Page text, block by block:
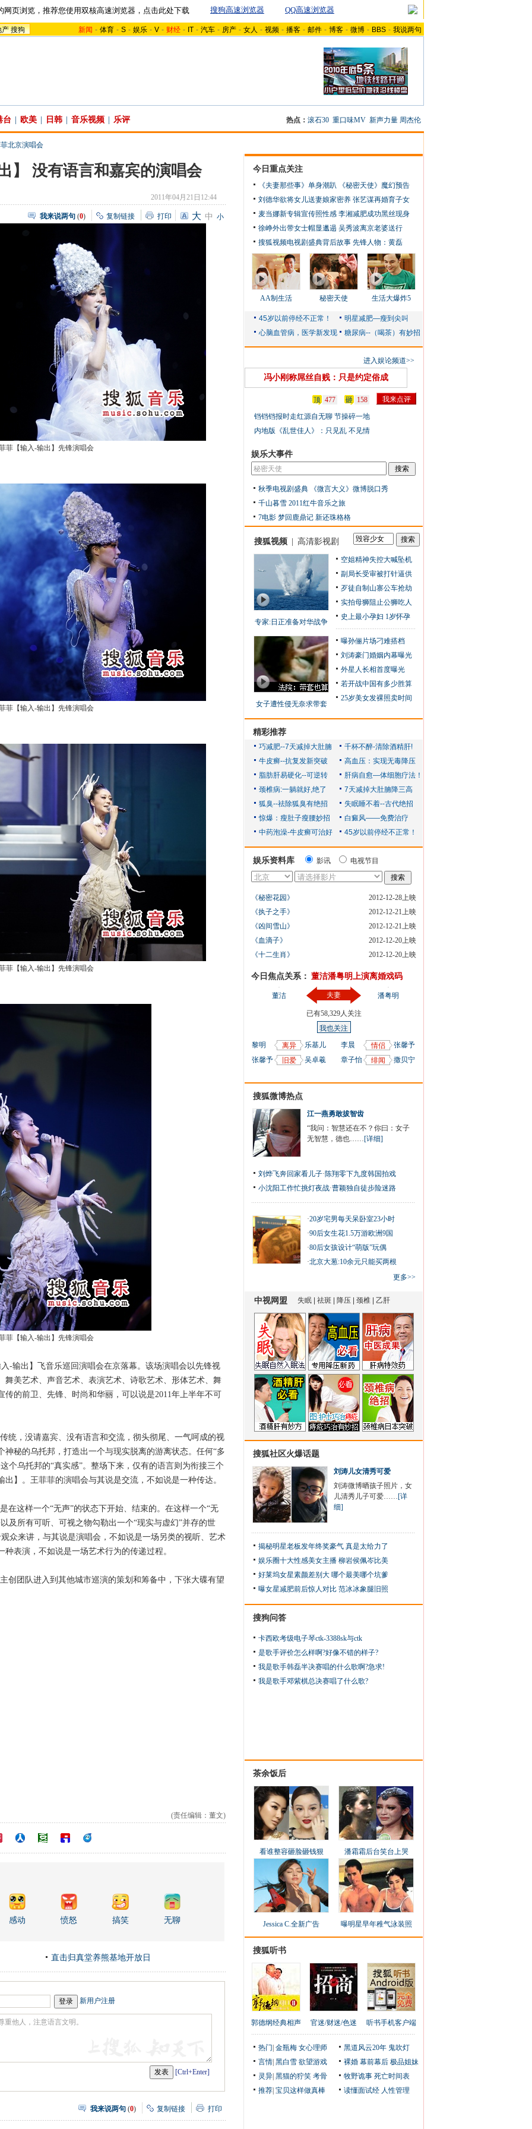
网页浏览，推荐您使用双核高速浏览器，点击此处下载 搜狗高速浏览器 QQ高速浏览器
产 搜狗 新闻 - 体育 - S - 娱乐 - V - 财经 - IT - 汽车 - 房产 - 女人 - 视频 - 播客 - 邮件 - 博客 - 微博 - BBS - 我说两句
台 欧美 日韩 音乐视频 乐评 热点： 滚石30 重口味MV 新声力量 周杰伦
北京演唱会
】 没有语言和嘉宾的演唱会
2011年04月21日12:44
我来说两句 (0) 复制链接 打印 大 中 小
菲【输入-输出】先锋演唱会
菲【输入-输出】先锋演唱会
菲【输入-输出】先锋演唱会
菲【输入-输出】先锋演唱会
出】飞音乐巡回演唱会在京落幕。该场演唱会以先锋视
舞美艺术、声音艺术、表演艺术、诗歌艺术、形体艺术、舞
的前卫、先锋、时尚和华丽，可以说是2011年上半年不可
，没请嘉宾、没有语言和交流，彻头彻尾、一气呵成的视
秘的乌托邦，打造出一个与现实脱离的游离状态。任何“多
个乌托邦的“真实感”。整场下来，仅有的语言则为衔接三个
】。王菲菲的演唱会与其说是交流，不如说是一种传达。
这样一个“无声”的状态下开始、结束的。在这样一个“无
及所有可听、可视之物勾勒出一个“现实与虚幻”并存的世
众来讲，与其说是演唱会，不如说是一场另类的视听、艺术
表演，不如说是一场艺术行为的传递过程。
团队进入到其他城市巡演的策划和筹备中，下张大碟有望
(责任编辑：董文)
感动 愤怒 搞笑 无聊
直击归真堂养熊基地开放日
新用户注册
[Ctrl+Enter]
我来说两句 (0) 复制链接 打印
今日重点关注
《夫妻那些事》单身潮趴
《秘密天使》魔幻预告
刘德华欲将女儿送妻娘家密养 张艺谋再婚育子女
麦当娜新专辑宣传照性感 李湘减肥成功黑丝现身
徐峥外出带女士帽显邋遢 吴秀波离京老婆送行
搜狐视频电视剧盛典背后故事 先锋人物：黄磊
AA制生活 秘密天使 生活大爆炸5
进入娱论频道>>
冯小刚称屌丝自贱：只是约定俗成
顶 477 砸
158
铛铛铛报时走红源自无聊 节操碎一地
内地版《乱世佳人》：只见乱 不见情
娱乐大事件
秋季电视剧盛典
《微言大义》微博脱口秀
千山暮雪 2011红牛音乐之旅
7电影 梦回鹿鼎记 新还珠格格
搜狐视频 高清影视剧
专家:日正准备对华战争
女子遭性侵无奈求带套
空姐精神失控大喊坠机
副局长受审被打针逼供
歹徒自制山寨公车抢劫
实拍母狮阻止公狮吃人
史上最小孕妇 1岁怀孕
曝孙俪片场刁难搭档
刘涛豪门婚姻内幕曝光
外星人长相首度曝光
若开战中国有多少胜算
25岁美女发裸照卖时间
精彩推荐
娱乐资料库 影讯 电视节目
《秘密花园》
2012-12-28上映
《执子之手》
2012-12-21上映
《凶间雪山》
2012-12-21上映
《血滴子》
2012-12-20上映
《十二生肖》
2012-12-20上映
今日焦点关系： 董洁潘粤明上演离婚戏码
董洁 夫妻
已有58,329人关注
我也关注
潘粤明
黎明 离异
乐基儿
张馨予
旧爱 吴卓羲
李晨 情侣
张馨予
章子怡
绯闻 撒贝宁
搜狐微博热点
江一燕勇敢拔智齿
“我问：智慧还在不？你曰：女子
无智慧，德也……[详细]
刘烨飞奔回家看儿子·陈翔零下九度韩国拍戏
小沈阳工作忙挑灯夜战·曹颖独自徒步险迷路
·20岁宅男每天呆卧室23小时
·90后女生花1.5万游欧洲9国
·80后女孩设计“萌版”玩偶
·北京大葱:10余元只能买两根
更多>>
搜狐社区火爆话题
刘涛儿女清秀可爱
刘涛微博晒孩子照片，女
儿清秀儿子可爱……[详
细]
揭秘明星老板发年终奖豪气 真是太给力了
娱乐圈十大性感美女主播 柳岩侯佩岑比美
好莱坞女星素颜差别大 哪个最美哪个坑爹
曝女星减肥前后惊人对比 范冰冰象腿旧照
搜狗问答
卡西欧考级电子琴ctk-3388sk与ctk
是歌手评价怎么样啊?好像不错的样子?
我是歌手韩磊半决赛唱的什么歌啊?急求!
我是歌手邓紫棋总决赛唱了什么歌?
茶余饭后
看谁整容砸脸砸钱狠 潘霜霜后台笑台上哭
Jessica C.全新广告 曝明星早年稚气泳装照
搜狐听书
郭德纲经典相声 官迷/财迷/色迷 听书手机客户端
热门 金瓶梅 女心理师 黑道风云20年 鬼吹灯
言情 黑白雪 欲望游戏 裸婚 幕前幕后 极品姐妹
灵异 黑猫的狞笑 考骨 牧野诡事 死亡时间表
推荐 宝贝这样做真棒 读懂面试经 人性管理